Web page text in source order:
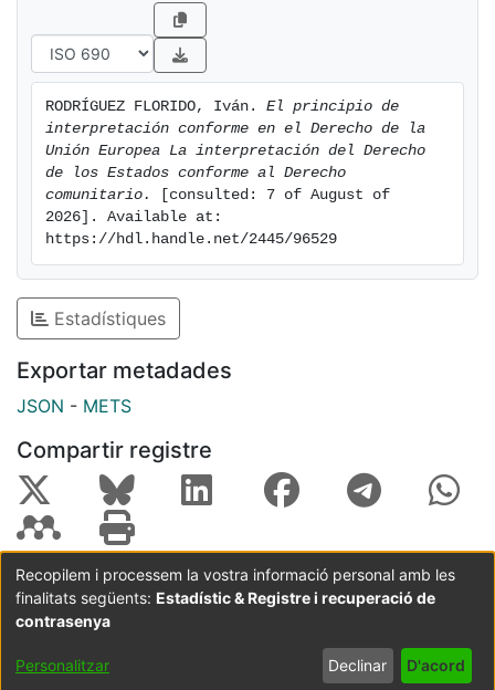
tratando de reflejar sus rasgos característicos de la
forma más acorde con su realidad.
RODRÍGUEZ FLORIDO, Iván. El principio de
interpretación conforme en el Derecho de la
Unión Europea La interpretación del Derecho
de los Estados conforme al Derecho
comunitario.
[consulted: 7 of August of
2026]. Available at:
https://hdl.handle.net/2445/96529
Estadístiques
Exportar metadades
JSON - METS
Compartir registre
Coordinació:CRAI UB Avís legal
Metadades
subjectes a:
Configuració
de cookies
privadesa
Recopilem i processem la vostra informació personal amb les
finalitats següents: Estadístic & Registre i recuperació de
contrasenya
Personalitzar Declinar D'acord